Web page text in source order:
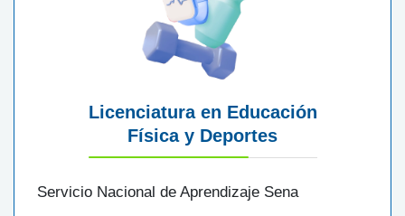
Licenciatura en Educación
Física y Deportes
Servicio Nacional de Aprendizaje Sena